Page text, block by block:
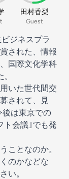
田村香梨
Guest
ジネスプラ
された、情報
国際文化学科
いた世代間交
されて、見
は東京での
ト会議｣でも発
ことなのか。
のかなどな
い。